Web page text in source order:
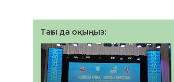
Тағы да оқыңыз: